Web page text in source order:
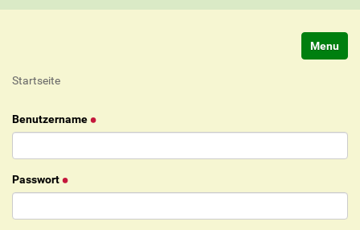
Startseite
Benutzername
Passwort